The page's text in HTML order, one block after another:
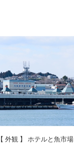
【 外観 】 ホテルと魚市場